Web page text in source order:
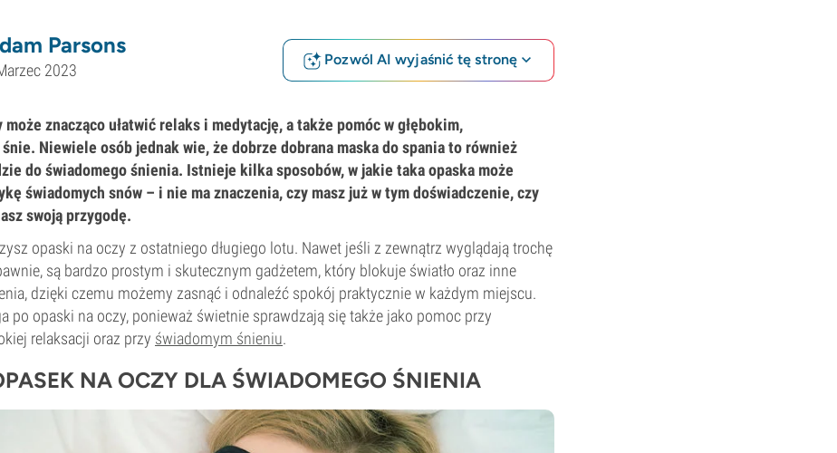
Parsons
2023
Pozwól AI wyjaśnić tę stronę
może znacząco ułatwić relaks i medytację, a także pomóc w głębokim,
Niewiele osób jednak wie, że dobrze dobrana maska do spania to również
do świadomego śnienia. Istnieje kilka sposobów, w jakie taka opaska może
świadomych snów – i nie ma znaczenia, czy masz już w tym doświadczenie, czy
swoją przygodę.
opaski na oczy z ostatniego długiego lotu. Nawet jeśli z zewnątrz wyglądają trochę
są bardzo prostym i skutecznym gadżetem, który blokuje światło oraz inne
dzięki czemu możemy zasnąć i odnaleźć spokój praktycznie w każdym miejscu.
po opaski na oczy, ponieważ świetnie sprawdzają się także jako pomoc przy
relaksacji oraz przy świadomym śnieniu.
NA OCZY DLA ŚWIADOMEGO ŚNIENIA